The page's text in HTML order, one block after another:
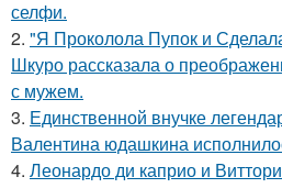
селфи.
2. "Я Проколола Пупок и
Шкуро рассказала о
с мужем.
3. Единственной внучке
Валентина юдашкина
4. Леонардо ди каприо и